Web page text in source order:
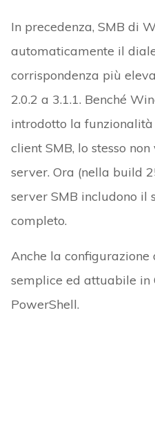
In precedenza, SMB di
automaticamente il
corrispondenza più
2.0.2 a 3.1.1. Benché
introdotto la
client SMB, lo stesso
server. Ora (nella build
server SMB includono il
completo.
Anche la
semplice ed attuabile
PowerShell.